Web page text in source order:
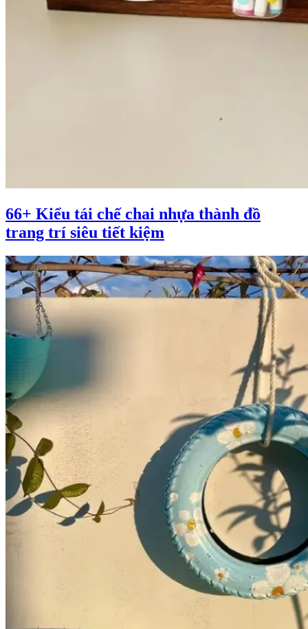
66+ Kiểu tái chế chai nhựa thành đồ
trang trí siêu tiết kiệm